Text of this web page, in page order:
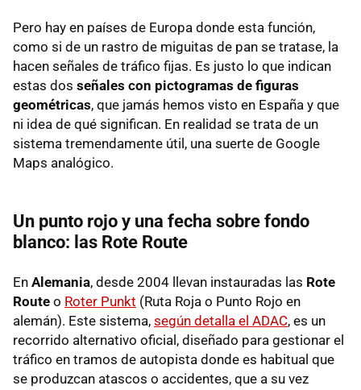
Pero hay en países de Europa donde esta función,
como si de un rastro de miguitas de pan se tratase, la
hacen señales de tráfico fijas. Es justo lo que indican
estas dos señales con pictogramas de figuras
geométricas, que jamás hemos visto en España y que
ni idea de qué significan. En realidad se trata de un
sistema tremendamente útil, una suerte de Google
Maps analógico.
Un punto rojo y una fecha sobre fondo
blanco: las Rote Route
En Alemania, desde 2004 llevan instauradas las Rote
Route o Roter Punkt (Ruta Roja o Punto Rojo en
alemán). Este sistema, según detalla el ADAC, es un
recorrido alternativo oficial, diseñado para gestionar el
tráfico en tramos de autopista donde es habitual que
se produzcan atascos o accidentes, que a su vez